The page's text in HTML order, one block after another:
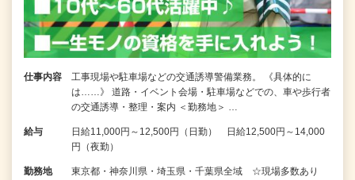
仕事内容
工事現場や駐車場などの交通誘導警備業務。 《具体的に
は……》 道路・イベント会場・駐車場などでの、車や歩行者
の交通誘導・整理・案内 ＜勤務地＞ …
給与
日給11,000円～12,500円（日勤） 日給12,500円～14,000
円（夜勤）
勤務地
東京都・神奈川県・埼玉県・千葉県全域 ☆現場多数あり